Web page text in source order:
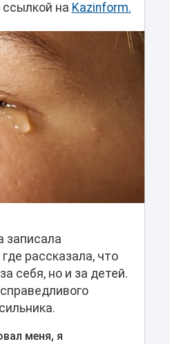
на Kazinform.
записала
где рассказала, что
себя, но и за детей.
меня, я